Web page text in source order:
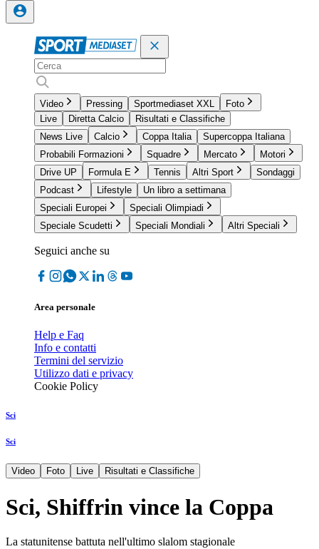
Video Pressing Sportmediaset XXL
Foto
Live
Diretta Calcio
Risultati e Classifiche
News Live
Calcio Coppa Italia
Supercoppa Italiana
Probabili Formazioni
Squadre Mercato
Motori
Drive UP
Formula E Tennis Altri Sport
Sondaggi
Podcast
Lifestyle
Un libro a settimana
Speciali Europei
Speciali Olimpiadi
Speciale Scudetti
Speciali Mondiali Altri Speciali
Seguici anche su
Area personale
Help e Faq
Info e contatti
Termini del servizio
Utilizzo dati e privacy
Cookie Policy
Sci
Sci
Video Foto Live Risultati e Classifiche
Sci, Shiffrin vince la Coppa
La statunitense battuta nell'ultimo slalom stagionale